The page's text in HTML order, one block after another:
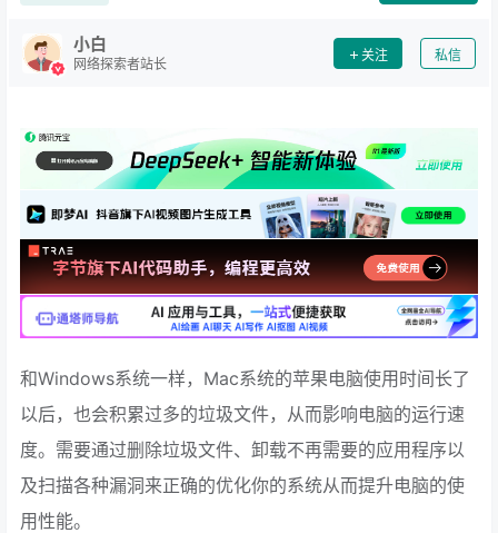
小白
网络探索者站长
关注 私信
和Windows系统一样，Mac系统的苹果电脑使用时间长了
以后，也会积累过多的垃圾文件，从而影响电脑的运行速
度。需要通过删除垃圾文件、卸载不再需要的应用程序以
及扫描各种漏洞来正确的优化你的系统从而提升电脑的使
用性能。